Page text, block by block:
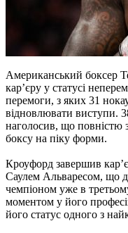
Американський боксер
кар’єру у статусі
перемоги, з яких 31
відновлювати виступи.
наголосив, що повністю
боксу на піку форми.
Кроуфорд завершив
Саулем Альваресом, що
чемпіоном уже в
моментом у його
його статус одного з